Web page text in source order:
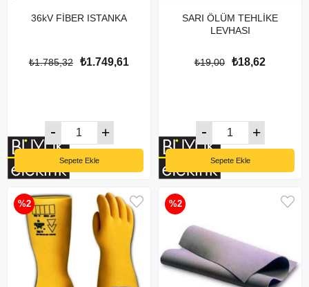
36kV FİBER ISTANKA
₺1.749,61
₺1.785,32
Sepete Ekle
SARI ÖLÜM TEHLİKE
LEVHASI
₺18,62
₺19,00
Sepete Ekle
%2 %2